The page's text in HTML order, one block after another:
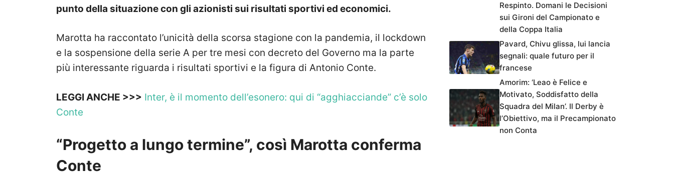
punto della situazione con gli azionisti sui risultati sportivi ed economici.
Marotta ha raccontato l’unicità della scorsa stagione con la pandemia, il lockdown
e la sospensione della serie A per tre mesi con decreto del Governo ma la parte
più interessante riguarda i risultati sportivi e la figura di Antonio Conte.
LEGGI ANCHE >>> Inter, è il momento dell’esonero: qui di “agghiacciande” c’è solo
Conte
“Progetto a lungo termine”, così Marotta conferma
Conte
Respinto. Domani le Decisioni
sui Gironi del Campionato e
della Coppa Italia
Pavard, Chivu glissa, lui lancia
segnali: quale futuro per il
francese
Amorim: ‘Leao è Felice e
Motivato, Soddisfatto della
Squadra del Milan’. Il Derby è
l’Obiettivo, ma il Precampionato
non Conta